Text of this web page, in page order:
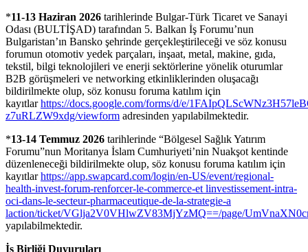
*11-13 Haziran 2026 tarihlerinde Bulgar-Türk Ticaret ve Sanayi
Odası (BULTİŞAD) tarafından 5. Balkan İş Forumu’nun
Bulgaristan’ın Bansko şehrinde gerçekleştirileceği ve söz konusu
forumun otomotiv yedek parçaları, inşaat, metal, makine, gıda,
tekstil, bilgi teknolojileri ve enerji sektörlerine yönelik oturumlar
B2B görüşmeleri ve networking etkinliklerinden oluşacağı
bildirilmekte olup, söz konusu foruma katılım için
kayıtlarhttps://docs.google.com/forms/d/e/
z7uRLZW9xdg/viewform adresinden yapılabilmektedir.
*13-14 Temmuz 2026 tarihlerinde “Bölgesel Sağlık Yatırım
Forumu”nun Moritanya İslam Cumhuriyeti’nin Nuakşot kentinde
düzenleneceği bildirilmekte olup, söz konusu foruma katılım için
kayıtlarhttps://app.swapcard.com/login/en-US/event/regional-
health-invest-forum-renforcer-le-commerce-et linvestissement-intra-
oci-dans-le-secteur-pharmaceutique-de-la-strategie-a
laction/ticket/VGlja2V0VHlwZV83MjYzMQ==/page/
yapılabilmektedir.
İş Birliği Duyuruları